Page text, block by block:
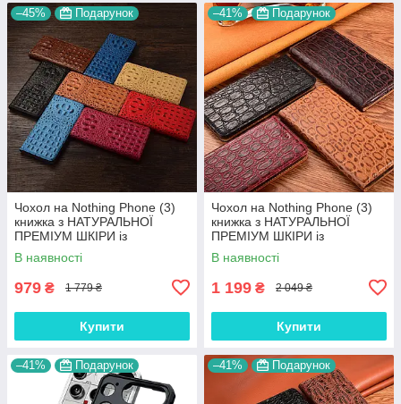
–45% Подарунок
Чохол на Nothing Phone (3)
книжка з НАТУРАЛЬНОЇ
ПРЕМІУМ ШКІРИ із
підставкою протиударний
магнітний 3D "CROCOHEAD"
В наявності
979 ₴ 1 779 ₴
Купити
–41% Подарунок
Чохол на Nothing Phone (3)
книжка з НАТУРАЛЬНОЇ
ПРЕМІУМ ШКІРИ із
підставкою протиударний
магнітний "JACOSA"
В наявності
1 199 ₴ 2 049 ₴
Купити
–41% Подарунок –41% Подарунок